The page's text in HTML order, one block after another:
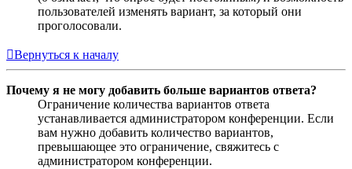
пользователей изменять вариант, за который они
проголосовали.
Вернуться к началу
Почему я не могу добавить больше вариантов ответа?
Ограничение количества вариантов ответа
устанавливается администратором конференции. Если
вам нужно добавить количество вариантов,
превышающее это ограничение, свяжитесь с
администратором конференции.